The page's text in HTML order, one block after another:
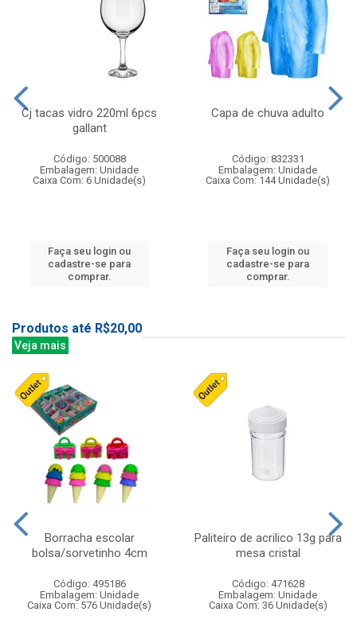
Cj tacas vidro 220ml 6pcs
gallant
Código: 500088
Embalagem: Unidade
Caixa Com: 6 Unidade(s)
Faça seu login ou
cadastre-se para
comprar.
Capa de chuva adulto
Código: 832331
Embalagem: Unidade
Caixa Com: 144 Unidade(s)
Faça seu login ou
cadastre-se para
comprar.
Produtos até R$20,00
Veja mais
Borracha escolar
bolsa/sorvetinho 4cm
Código: 495186
Embalagem: Unidade
Caixa Com: 576 Unidade(s)
Paliteiro de acrilico 13g para
mesa cristal
Código: 471628
Embalagem: Unidade
Caixa Com: 36 Unidade(s)